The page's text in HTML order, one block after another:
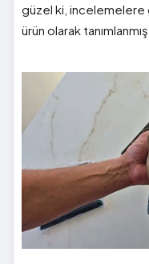
güzel ki, incelemelere
ürün olarak tanımlanmış.